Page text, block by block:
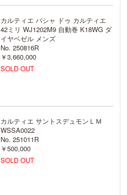
カルティエ パシャ ドゥ カルティエ
42ミリ WJ1202M9 自動巻 K18WG ダ
イヤベゼル メンズ
No. 250816R
￥3,660,000
SOLD OUT
カルティエ サントスデュモンＬＭ
WSSA0022
No. 251011R
￥500,000
SOLD OUT